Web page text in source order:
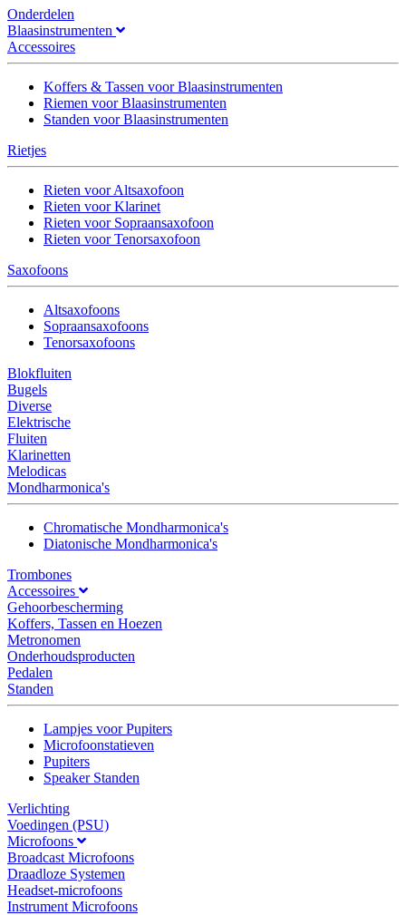
Onderdelen
Blaasinstrumenten
Accessoires
Koffers & Tassen voor Blaasinstrumenten
Riemen voor Blaasinstrumenten
Standen voor Blaasinstrumenten
Rietjes
Rieten voor Altsaxofoon
Rieten voor Klarinet
Rieten voor Sopraansaxofoon
Rieten voor Tenorsaxofoon
Saxofoons
Altsaxofoons
Sopraansaxofoons
Tenorsaxofoons
Blokfluiten
Bugels
Diverse
Elektrische
Fluiten
Klarinetten
Melodicas
Mondharmonica's
Chromatische Mondharmonica's
Diatonische Mondharmonica's
Trombones
Accessoires
Gehoorbescherming
Koffers, Tassen en Hoezen
Metronomen
Onderhoudsproducten
Pedalen
Standen
Lampjes voor Pupiters
Microfoonstatieven
Pupiters
Speaker Standen
Verlichting
Voedingen (PSU)
Microfoons
Broadcast Microfoons
Draadloze Systemen
Headset-microfoons
Instrument Microfoons